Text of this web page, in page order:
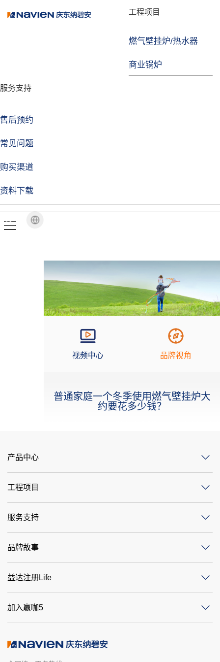
工程项目
燃气壁挂炉/热水器
商业锅炉
服务支持
售后预约
常见问题
购买渠道
资料下载
品牌故事
技术实力
企业动态
益达注册Life
品牌视角
视频中心 品牌视角
普通家庭一个冬季使用燃气壁挂炉大
约要花多少钱？
产品中心
工程项目
服务支持
品牌故事
益达注册Life
加入赢咖5